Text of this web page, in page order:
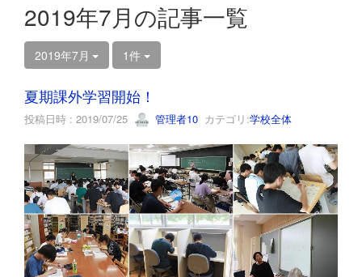
2019年7月の記事一覧
2019年7月 1件
夏期課外学習開始！
投稿日時 : 2019/07/25 管理者10 カテゴリ:学校全体